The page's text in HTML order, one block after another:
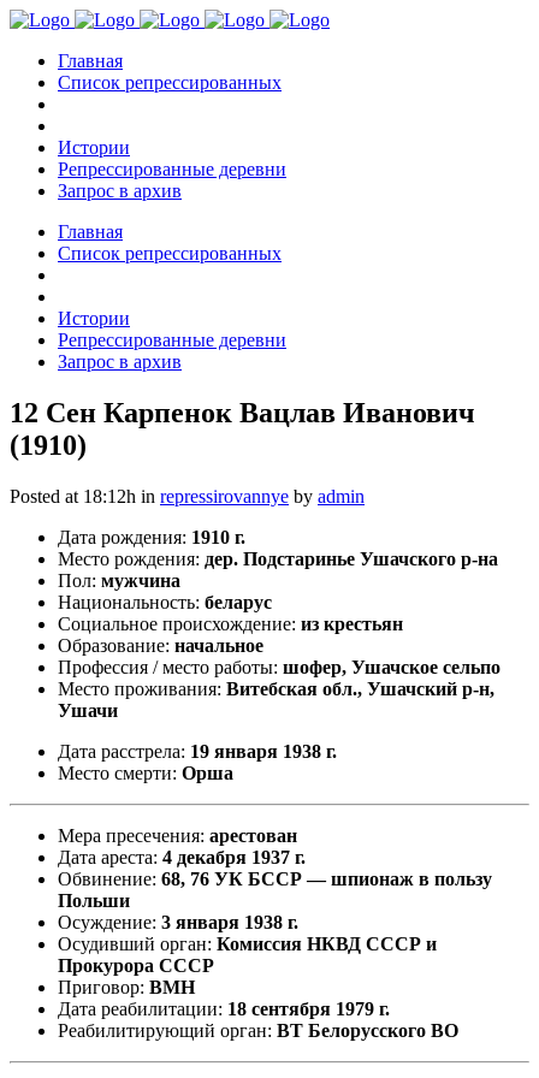
Главная
Список репрессированных
Истории
Репрессированные деревни
Запрос в архив
Главная
Список репрессированных
Истории
Репрессированные деревни
Запрос в архив
12 Сен Карпенок Вацлав Иванович
(1910)
Posted at 18:12h in repressirovannye by admin
Дата рождения: 1910 г.
Место рождения: дер. Подстаринье Ушачского р-на
Пол: мужчина
Национальность: беларус
Социальное происхождение: из крестьян
Образование: начальное
Профессия / место работы: шофер, Ушачское сельпо
Место проживания: Витебская обл., Ушачский р-н,
Ушачи
Дата расстрела: 19 января 1938 г.
Место смерти: Орша
Мера пресечения: арестован
Дата ареста: 4 декабря 1937 г.
Обвинение: 68, 76 УК БССР — шпионаж в пользу
Польши
Осуждение: 3 января 1938 г.
Осудивший орган: Комиссия НКВД СССР и
Прокурора СССР
Приговор: ВМН
Дата реабилитации: 18 сентября 1979 г.
Реабилитирующий орган: ВТ Белорусского ВО